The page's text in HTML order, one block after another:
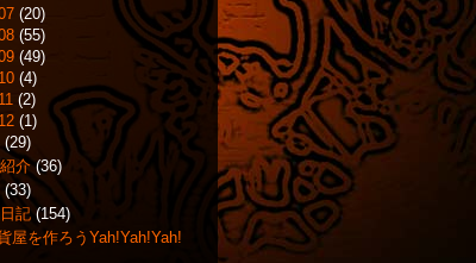
(20)
(55)
(49)
(4)
(2)
(1)
(29)
介(36)
(33)
記(154)
屋を作ろうYah!Yah!Yah!